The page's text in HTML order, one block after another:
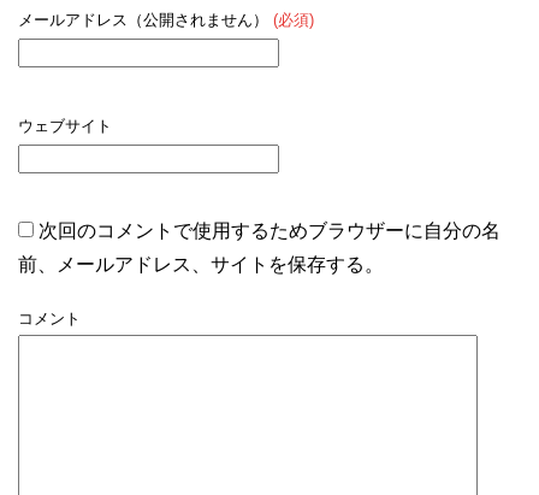
メールアドレス（公開されません） (必須)
ウェブサイト
次回のコメントで使用するためブラウザーに自分の名
前、メールアドレス、サイトを保存する。
コメント